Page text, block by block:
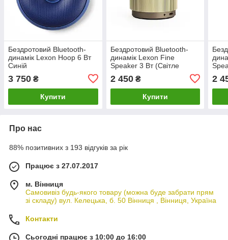
Бездротовий Bluetooth-
динамік Lexon Hoop 6 Вт
Синій
3 750 ₴
Купити
Бездротовий Bluetooth-
динамік Lexon Fine
Speaker 3 Вт (Світле
2 450₴
Купити
2
Про нас
88% позитивних з 193 відгуків за рік
Працює з 27.07.2017
м. Вінниця
Самовивіз будь-якого товару (можна буде забрати прям
зі складу) вул. Келецька, б. 50 Вінниця , Вінниця, Україна
Контакти
Сьогодні працює з 10:00 до 16:00